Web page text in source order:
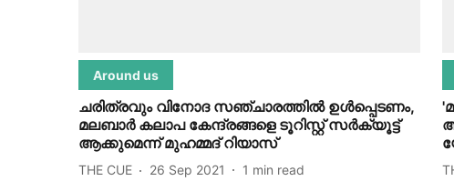
Around us
ചരിത്രവും വിനോദ സഞ്ചാരത്തില്‍ ഉള്‍പ്പെടണം,
മലബാര്‍ കലാപ കേന്ദ്രങ്ങളെ ടൂറിസ്റ്റ് സര്‍ക്യൂട്ട്
ആക്കുമെന്ന് മുഹമ്മദ് റിയാസ്
THE CUE 26 Sep 2021 1 min read